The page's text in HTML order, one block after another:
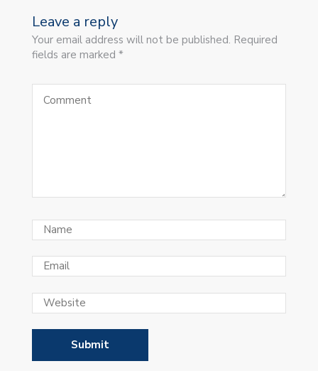
Leave a reply
Your email address will not be published. Required
fields are marked *